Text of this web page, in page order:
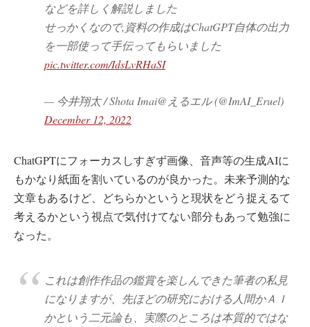
などを詳しく解説しました
せっかくなので,資料の作成はChatGPT自体の出力
を一部使って手伝ってもらいました
pic.twitter.com/IdsLvRHaSI
— 今井翔太 / Shota Imai@えるエル (@ImAI_Eruel)
December 12, 2022
ChatGPTにフォーカスしすぎず画像、音声等の生成AIに
もかなり紙面を割いているのが良かった。未来予測的な
文章もあるけど、どちらかというと現状をどう捉えるて
考えるかという視点で気付けてない部分もあって勉強に
なった。
これは創作作品の鑑賞を楽しんできた筆者の私見
になりますが、先ほどの研究における人間かＡＩ
かという二元論も、実際のところは本質的ではな